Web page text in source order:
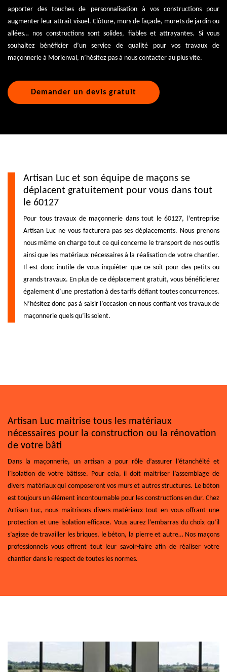
apporter des touches de personnalisation à vos constructions pour
augmenter leur attrait visuel. Clôture, murs de façade, murets de jardin ou
allées… nos constructions sont solides, fiables et attrayantes. Si vous
souhaitez bénéficier d’un service de qualité pour vos travaux de
maçonnerie à Morienval, n’hésitez pas à nous contacter au plus vite.
Demander un devis gratuit
Artisan Luc et son équipe de maçons se
déplacent gratuitement pour vous dans tout
le 60127
Pour tous travaux de maçonnerie dans tout le 60127, l’entreprise
Artisan Luc ne vous facturera pas ses déplacements. Nous prenons
nous même en charge tout ce qui concerne le transport de nos outils
ainsi que les matériaux nécessaires à la réalisation de votre chantier.
Il est donc inutile de vous inquiéter que ce soit pour des petits ou
grands travaux. En plus de ce déplacement gratuit, vous bénéficierez
également d’une prestation à des tarifs défiant toutes concurrences.
N’hésitez donc pas à saisir l’occasion en nous confiant vos travaux de
maçonnerie quels qu’ils soient.
Artisan Luc maitrise tous les matériaux
nécessaires pour la construction ou la rénovation
de votre bâti
Dans la maçonnerie, un artisan a pour rôle d’assurer l’étanchéité et
l’isolation de votre bâtisse. Pour cela, il doit maitriser l’assemblage de
divers matériaux qui composeront vos murs et autres structures. Le béton
est toujours un élément incontournable pour les constructions en dur. Chez
Artisan Luc, nous maitrisons divers matériaux tout en vous offrant une
protection et une isolation efficace. Vous aurez l’embarras du choix qu’il
s’agisse de travailler les briques, le béton, la pierre et autre… Nos maçons
professionnels vous offrent tout leur savoir-faire afin de réaliser votre
chantier dans le respect de toutes les normes.